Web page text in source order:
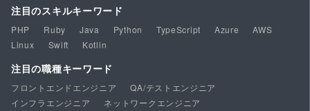
注目のスキルキーワード
PHP Ruby Java Python TypeScript Azure
AWS
Linux
Swift Kotlin
注目の職種キーワード
フロントエンドエンジニア
QA/テストエンジニア
インフラエンジニア
ネットワークエンジニア